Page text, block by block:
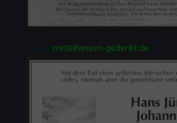
mittelhessen-gedenkt.de